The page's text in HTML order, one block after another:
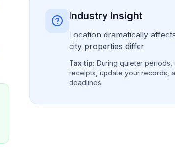
Industry Insight
Location dramatically
city properties differ
Tax tip: During quieter periods,
receipts, update your records,
deadlines.